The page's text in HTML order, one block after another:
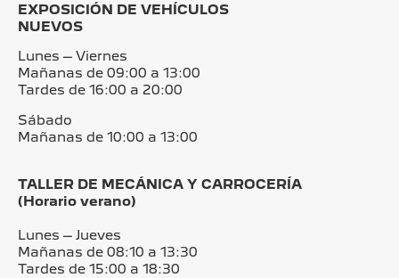
EXPOSICIÓN DE VEHÍCULOS
NUEVOS
Lunes – Viernes
Mañanas de 09:00 a 13:00
Tardes de 16:00 a 20:00
Sábado
Mañanas de 10:00 a 13:00
TALLER DE MECÁNICA Y CARROCERÍA
(Horario verano)
Lunes – Jueves
Mañanas de 08:10 a 13:30
Tardes de 15:00 a 18:30